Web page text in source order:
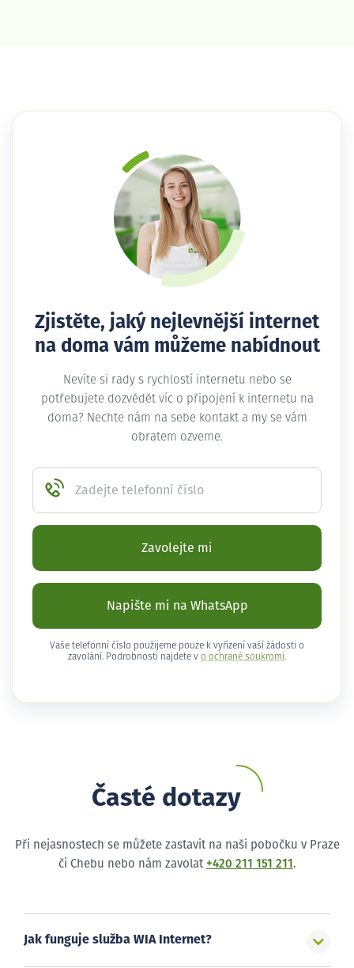
Zjistěte, jaký nejlevnější internet
na doma vám můžeme nabídnout
Nevíte si rady s rychlostí internetu nebo se
potřebujete dozvědět víc o připojení k internetu na
doma? Nechte nám na sebe kontakt a my se vám
obratem ozveme.
Zadejte telefonní číslo
Zavolejte mi
Napište mi na WhatsApp
Vaše telefonní číslo použijeme pouze k vyřízení vaší žádosti o
zavolání. Podrobnosti najdete v o ochraně soukromí .
Časté dotazy
Při nejasnostech se můžete zastavit na naši pobočku v Praze
či Chebu nebo nám zavolat +420 211 151 211 .
Jak funguje služba WIA Internet?